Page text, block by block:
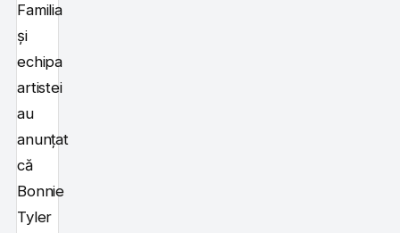
Familia
și
echipa
artistei
au
anunțat
că
Bonnie
Tyler